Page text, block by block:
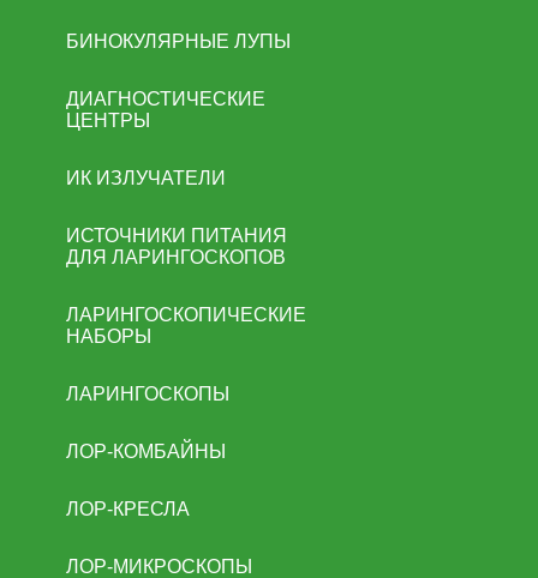
БИНОКУЛЯРНЫЕ ЛУПЫ
ДИАГНОСТИЧЕСКИЕ
ЦЕНТРЫ
ИК ИЗЛУЧАТЕЛИ
ИСТОЧНИКИ ПИТАНИЯ
ДЛЯ ЛАРИНГОСКОПОВ
ЛАРИНГОСКОПИЧЕСКИЕ
НАБОРЫ
ЛАРИНГОСКОПЫ
ЛОР-КОМБАЙНЫ
ЛОР-КРЕСЛА
ЛОР-МИКРОСКОПЫ